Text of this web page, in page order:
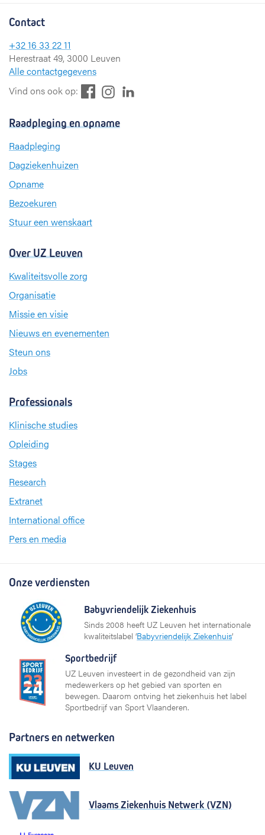
Contact
+32 16 33 22 11
Herestraat 49, 3000 Leuven
Alle contactgegevens
Vind ons ook op:
e
t
Raadpleging en opname
Raadpleging
Dagziekenhuizen
Opname
Bezoekuren
Stuur een wenskaart
Over UZ Leuven
Kwaliteitsvolle zorg
Organisatie
Missie en visie
Nieuws en evenementen
Steun ons
Jobs
Professionals
Klinische studies
Opleiding
Stages
Research
Extranet
International office
Pers en media
Onze verdiensten
Babyvriendelijk Ziekenhuis
Sinds 2008 heeft UZ Leuven het internationale
kwaliteitslabel ‘Babyvriendelijk Ziekenhuis’
Sportbedrijf
UZ Leuven investeert in de gezondheid van zijn
medewerkers op het gebied van sporten en
bewegen. Daarom ontving het ziekenhuis het label
Sportbedrijf van Sport Vlaanderen.
Partners en netwerken
KU Leuven
Vlaams Ziekenhuis Netwerk (VZN)